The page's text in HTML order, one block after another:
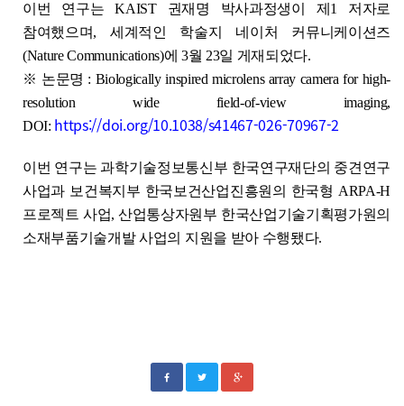
이번 연구는 KAIST 권재명 박사과정생이 제1 저자로
참여했으며, 세계적인 학술지 네이처 커뮤니케이션즈
(Nature Communications)에 3월 23일 게재되었다.
※ 논문명 : Biologically inspired microlens array camera for high-
resolution wide field-of-view imaging,
DOI: https://doi.org/10.1038/s41467-026-70967-2
이번 연구는 과학기술정보통신부 한국연구재단의 중견연구
사업과 보건복지부 한국보건산업진흥원의 한국형 ARPA-H
프로젝트 사업, 산업통상자원부 한국산업기술기획평가원의
소재부품기술개발 사업의 지원을 받아 수행됐다.